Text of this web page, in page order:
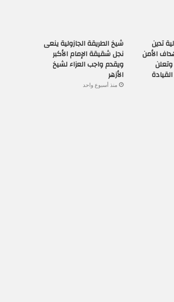
تدين
الأمن
شيخ الطريقة الجازولية ينعى
نجل شقيقة الإمام الأكبر
ويقدم واجب العزاء لشيخ
الأزهر
منذ أسبوع واحد